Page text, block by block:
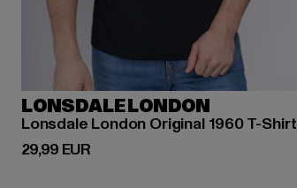
LONSDALE LONDON
Lonsdale London Original 1960 T-Shirt
29,99 EUR
Derzeitiger Preis: 29,99 EUR